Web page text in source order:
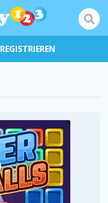
REGISTRIEREN